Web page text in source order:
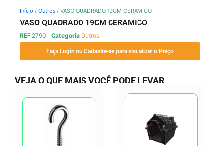
Início / Outros / VASO QUADRADO 19CM CERAMICO
VASO QUADRADO 19CM CERAMICO
REF 2790 Categoria Outros
Faça Login ou Cadastre-se para visualizar o Preço
VEJA O QUE MAIS VOCÊ PODE LEVAR